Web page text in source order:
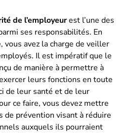
de l’employeurest l’une des
ses responsabilités. En
vous avez la charge de veiller
Il est impératif que le
de manière à permettre à
leurs fonctions en toute
de leur santé et de leur
ce faire, vous devez mettre
de prévention visant à réduire
auxquels ils pourraient